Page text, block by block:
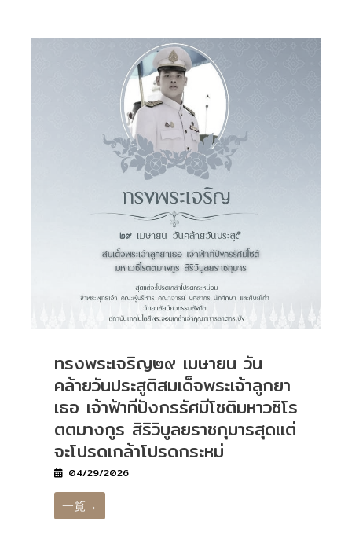
ทรงพระเจริญ๒๙ เมษายน วัน
คล้ายวันประสูติสมเด็จพระเจ้าลูกยา
เธอ เจ้าฟ้าทีปังกรรัศมีโชติมหาวชิโร
ตตมางกูร สิริวิบูลยราชกุมารสุดแต่
จะโปรดเกล้าโปรดกระหม่
04/29/2026
一覧→